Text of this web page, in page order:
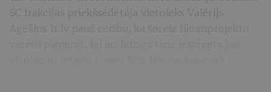
SC frakcijas priekšsēdētāja vietnieks Valērijs